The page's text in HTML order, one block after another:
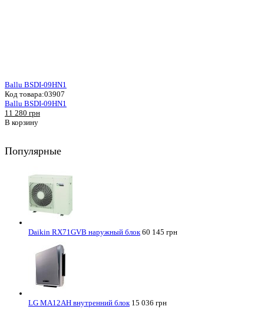
Ballu BSDI-09HN1
Код товара:03907
Ballu BSDI-09HN1
11 280 грн
В корзину
Популярные
Daikin RX71GVB наружный блок 60 145 грн
LG MA12AH внутренний блок 15 036 грн